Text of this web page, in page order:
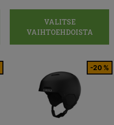
VALITSE
VAIHTOEHDOISTA
-20 %